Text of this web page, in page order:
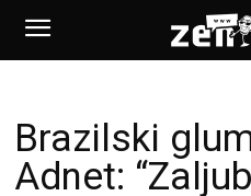
Brazilski
Adnet: